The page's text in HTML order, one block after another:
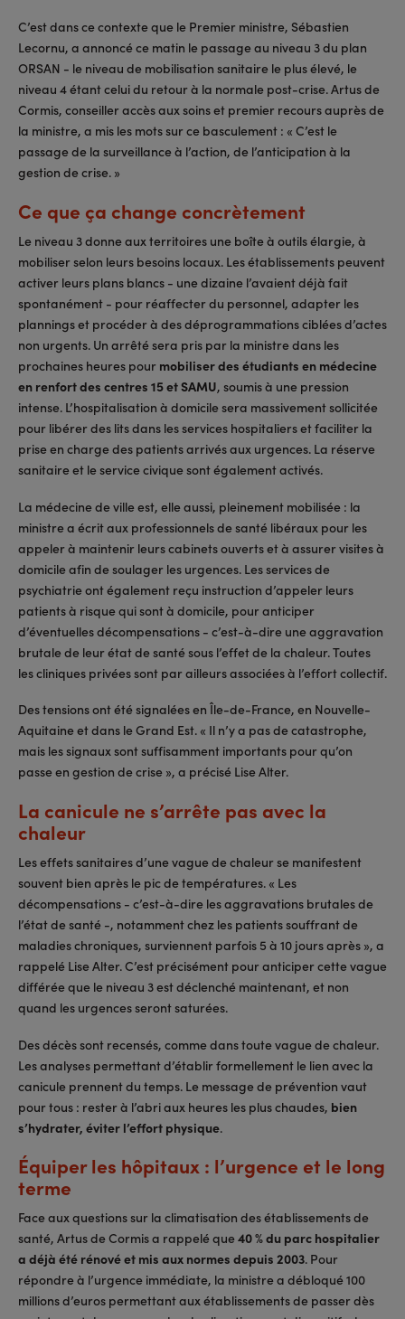
C’est dans ce contexte que le Premier ministre, Sébastien
Lecornu, a annoncé ce matin le passage au niveau 3 du plan
ORSAN - le niveau de mobilisation sanitaire le plus élevé, le
niveau 4 étant celui du retour à la normale post-crise. Artus de
Cormis, conseiller accès aux soins et premier recours auprès de
la ministre, a mis les mots sur ce basculement : « C’est le
passage de la surveillance à l’action, de l’anticipation à la
gestion de crise. »
Ce que ça change concrètement
Le niveau 3 donne aux territoires une boîte à outils élargie, à
mobiliser selon leurs besoins locaux. Les établissements peuvent
activer leurs plans blancs - une dizaine l’avaient déjà fait
spontanément - pour réaffecter du personnel, adapter les
plannings et procéder à des déprogrammations ciblées d’actes
non urgents. Un arrêté sera pris par la ministre dans les
prochaines heures pour mobiliser des étudiants en médecine
en renfort des centres 15 et SAMU, soumis à une pression
intense. L’hospitalisation à domicile sera massivement sollicitée
pour libérer des lits dans les services hospitaliers et faciliter la
prise en charge des patients arrivés aux urgences. La réserve
sanitaire et le service civique sont également activés.
La médecine de ville est, elle aussi, pleinement mobilisée : la
ministre a écrit aux professionnels de santé libéraux pour les
appeler à maintenir leurs cabinets ouverts et à assurer visites à
domicile afin de soulager les urgences. Les services de
psychiatrie ont également reçu instruction d’appeler leurs
patients à risque qui sont à domicile, pour anticiper
d’éventuelles décompensations - c’est-à-dire une aggravation
brutale de leur état de santé sous l’effet de la chaleur. Toutes
les cliniques privées sont par ailleurs associées à l’effort collectif.
Des tensions ont été signalées en Île-de-France, en Nouvelle-
Aquitaine et dans le Grand Est. « Il n’y a pas de catastrophe,
mais les signaux sont suffisamment importants pour qu’on
passe en gestion de crise », a précisé Lise Alter.
La canicule ne s’arrête pas avec la
chaleur
Les effets sanitaires d’une vague de chaleur se manifestent
souvent bien après le pic de températures. « Les
décompensations - c’est-à-dire les aggravations brutales de
l’état de santé -, notamment chez les patients souffrant de
maladies chroniques, surviennent parfois 5 à 10 jours après », a
rappelé Lise Alter. C’est précisément pour anticiper cette vague
différée que le niveau 3 est déclenché maintenant, et non
quand les urgences seront saturées.
Des décès sont recensés, comme dans toute vague de chaleur.
Les analyses permettant d’établir formellement le lien avec la
canicule prennent du temps. Le message de prévention vaut
pour tous : rester à l’abri aux heures les plus chaudes, bien
s’hydrater, éviter l’effort physique.
Équiper les hôpitaux : l’urgence et le long
terme
Face aux questions sur la climatisation des établissements de
santé, Artus de Cormis a rappelé que40 % du parc hospitalier
a déjà été rénové et mis aux normes depuis 2003. Pour
répondre à l’urgence immédiate, la ministre a débloqué 100
millions d’euros permettant aux établissements de passer dès